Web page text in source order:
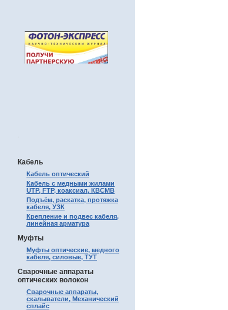
.
Кабель
Кабель оптический
Кабель с медными жилами
UTP, FTP, коаксиал, КВСМВ
Подъём, раскатка, протяжка
кабеля, УЗК
Крепление и подвес кабеля,
линейная арматура
Муфты
Муфты оптические, медного
кабеля, силовые, ТУТ
Сварочные аппараты
оптических волокон
Сварочные аппараты,
скалыватели, Механический
сплайс